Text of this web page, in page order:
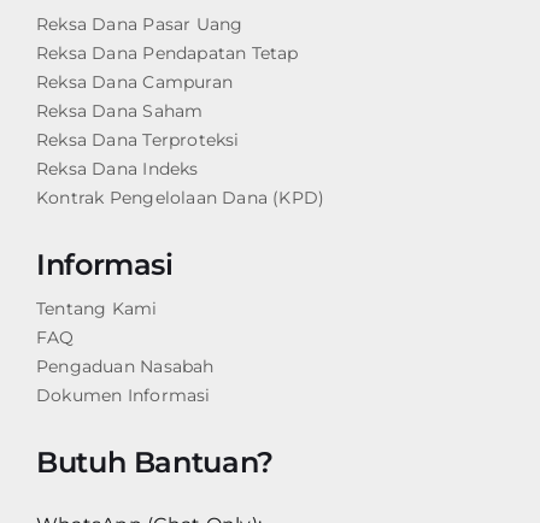
Reksa Dana Pasar Uang
Reksa Dana Pendapatan Tetap
Reksa Dana Campuran
Reksa Dana Saham
Reksa Dana Terproteksi
Reksa Dana Indeks
Kontrak Pengelolaan Dana (KPD)
Informasi
Tentang Kami
FAQ
Pengaduan Nasabah
Dokumen Informasi
Butuh Bantuan?